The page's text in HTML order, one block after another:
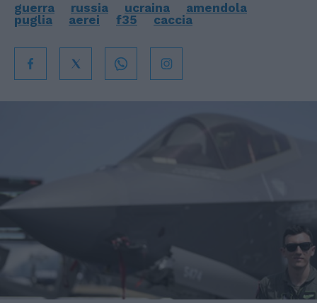
guerra russia ucraina
amendola
puglia
aerei f35 caccia